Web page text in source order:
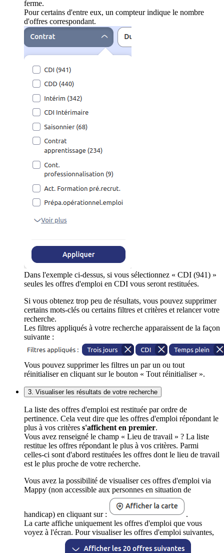
ferme.
Pour certains d'entre eux, un compteur indique le nombre
d'offres correspondant.
Dans l'exemple ci-dessus, si vous sélectionnez « CDI (941) »
seules les offres d'emploi en CDI vous seront restituées.
Si vous obtenez trop peu de résultats, vous pouvez supprimer
certains mots-clés ou certains filtres et critères et relancer votre
recherche.
Les filtres appliqués à votre recherche apparaissent de la façon
suivante :
Vous pouvez supprimer les filtres un par un ou tout
réinitialiser en cliquant sur le bouton « Tout réinitialiser ».
3. Visualiser les résultats de votre recherche
La liste des offres d'emploi est restituée par ordre de
pertinence. Cela veut dire que les offres d'emploi répondant le
plus à vos critères s'affichent en premier.
Vous avez renseigné le champ « Lieu de travail » ? La liste
restitue les offres répondant le plus à vos critères. Parmi
celles-ci sont d'abord restituées les offres dont le lieu de travail
est le plus proche de votre recherche.
Vous avez la possibilité de visualiser ces offres d'emploi via
Mappy (non accessible aux personnes en situation de
handicap) en cliquant sur :
.
La carte affiche uniquement les offres d'emploi que vous
voyez à l'écran. Pour visualiser les offres d'emploi suivantes,